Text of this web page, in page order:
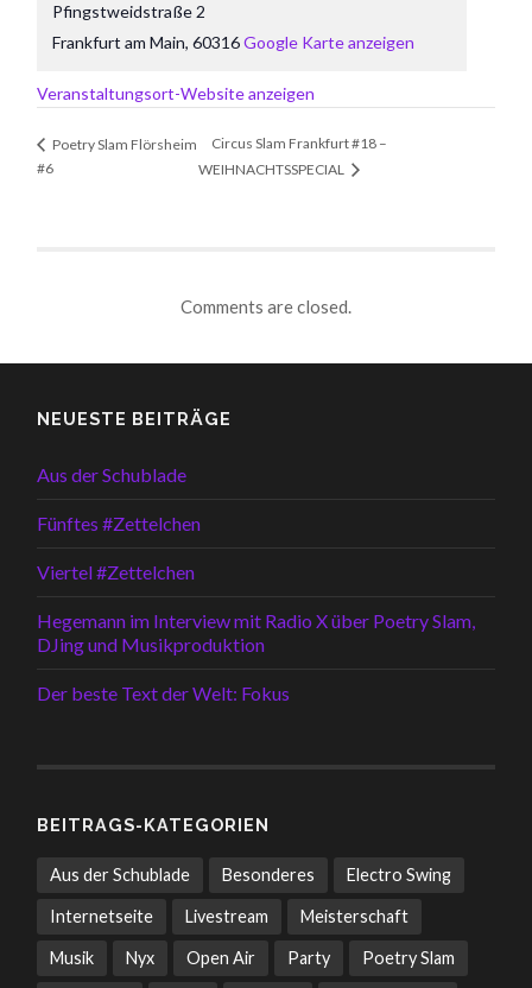
Pfingstweidstraße 2
Frankfurt am Main, 60316Google Karte anzeigen
Veranstaltungsort-Website anzeigen
Poetry Slam Flörsheim
#6
Circus Slam Frankfurt #18 –
WEIHNACHTSSPECIAL
Comments are closed.
NEUESTE BEITRÄGE
Aus der Schublade
Fünftes #Zettelchen
Viertel #Zettelchen
Hegemann im Interview mit Radio X über Poetry Slam,
DJing und Musikproduktion
Der beste Text der Welt: Fokus
BEITRAGS-KATEGORIEN
Aus der Schublade Besonderes Electro Swing
Internetseite Livestream Meisterschaft
Musik Nyx Open Air Party Poetry Slam